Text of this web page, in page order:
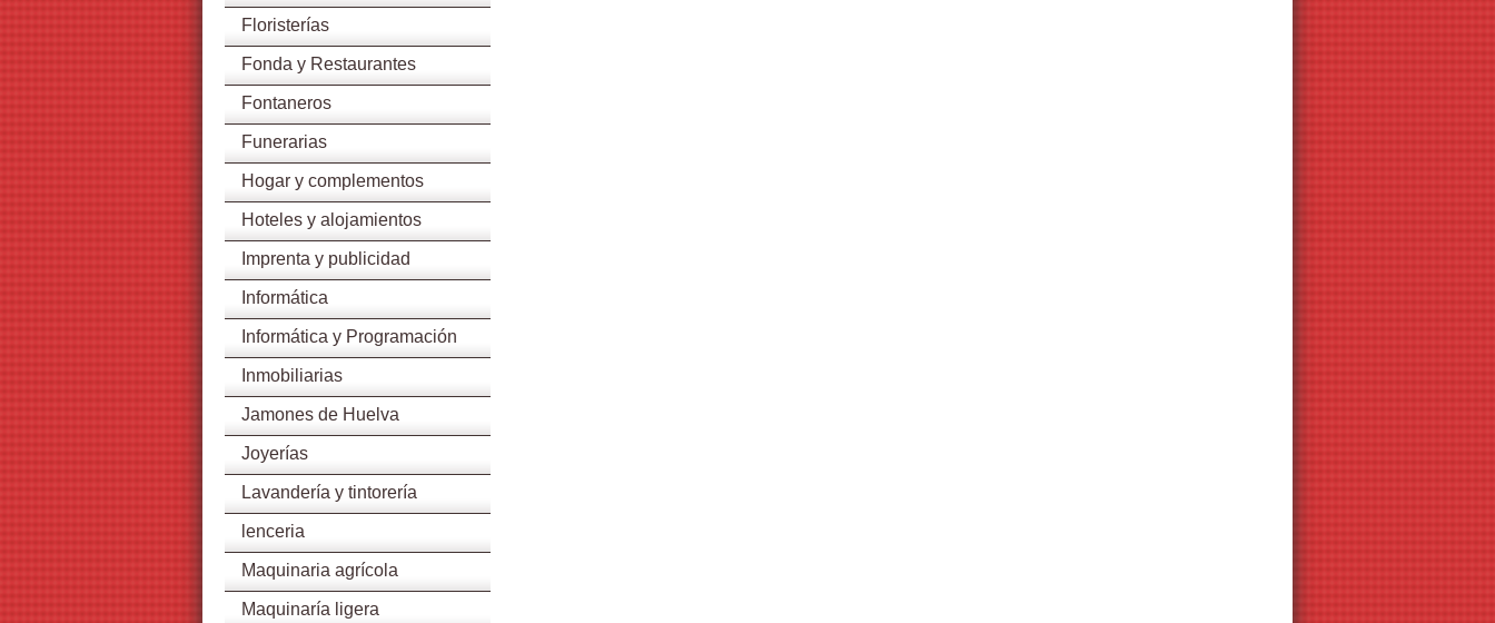
Floristerías
Fonda y Restaurantes
Fontaneros
Funerarias
Hogar y complementos
Hoteles y alojamientos
Imprenta y publicidad
Informática
Informática y Programación
Inmobiliarias
Jamones de Huelva
Joyerías
Lavandería y tintorería
lenceria
Maquinaria agrícola
Maquinaría ligera